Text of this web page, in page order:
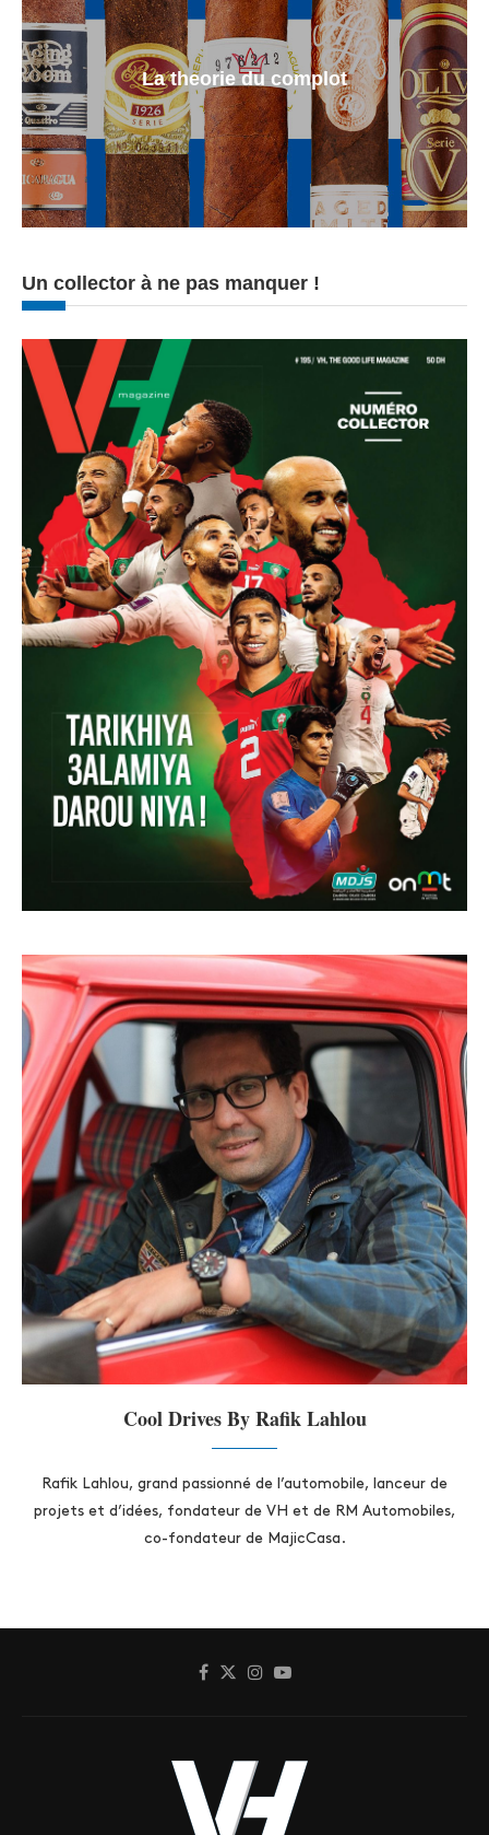
La theorie du complot
Un collector à ne pas manquer !
Cool Drives By Rafik Lahlou
Rafik Lahlou, grand passionné de l’automobile, lanceur de
projets et d’idées, fondateur de VH et de RM Automobiles,
co-fondateur de MajicCasa.